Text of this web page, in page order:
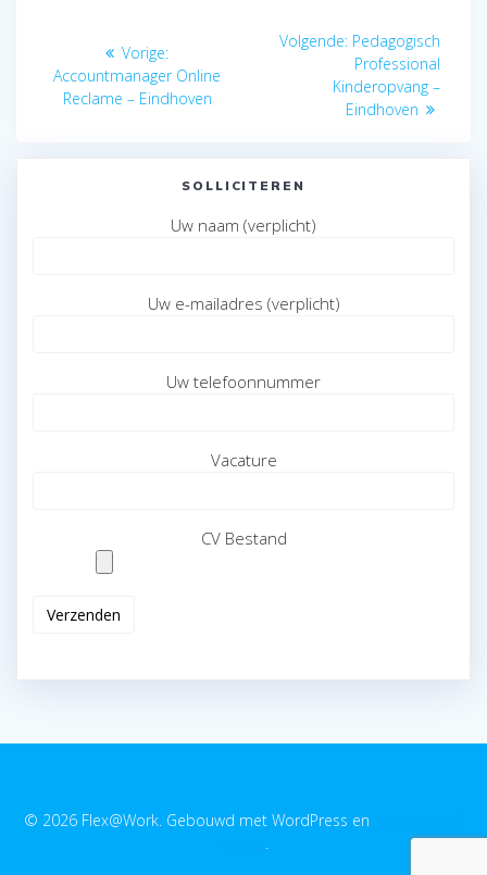
navigatie
Vorige:Vorig
bericht:
Accountmanager Online
Reclame – Eindhoven
Volgende: Volgend
bericht:
Pedagogisch
Professional
Kinderopvang –
Eindhoven
SOLLICITEREN
Uw naam (verplicht)
Uw e-mailadres (verplicht)
Uw telefoonnummer
Vacature
CV Bestand
© 2026 Flex@Work. Gebouwd met WordPress en
.